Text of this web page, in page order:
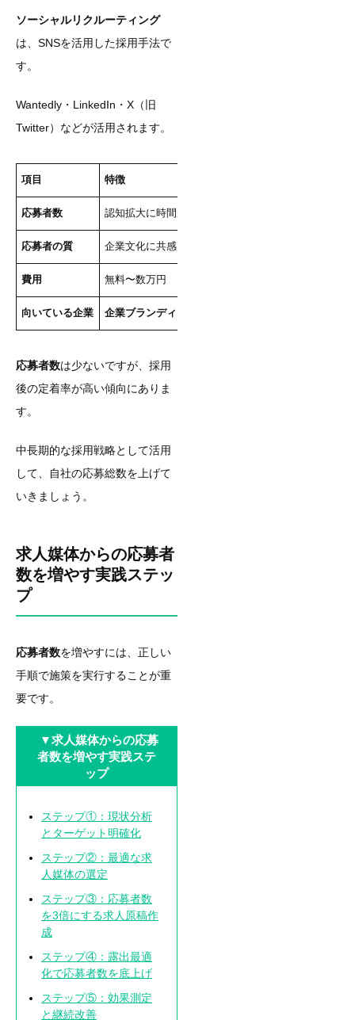
ソーシャルリクルーティング
は、SNSを活用した採用手法で
す。
Wantedly・LinkedIn・X（旧
Twitter）などが活用されます。
項目 特徴
応募者数 認知拡大に時間がかかり、
応募者の質 企業文化に共感した
費用 無料〜数万円
向いている企業 企業ブランディング
応募者数は少ないですが、採用
後の定着率が高い傾向にありま
す。
中長期的な採用戦略として活用
して、自社の応募総数を上げて
いきましょう。
求人媒体からの応募者
数を増やす実践ステッ
プ
応募者数を増やすには、正しい
手順で施策を実行することが重
要です。
▼求人媒体からの応募
者数を増やす実践ステ
ップ
ステップ①：現状分析
とターゲット明確化
ステップ②：最適な求
人媒体の選定
ステップ③：応募者数
を3倍にする求人原稿作
成
ステップ④：露出最適
化で応募者数を底上げ
ステップ⑤：効果測定
と継続改善